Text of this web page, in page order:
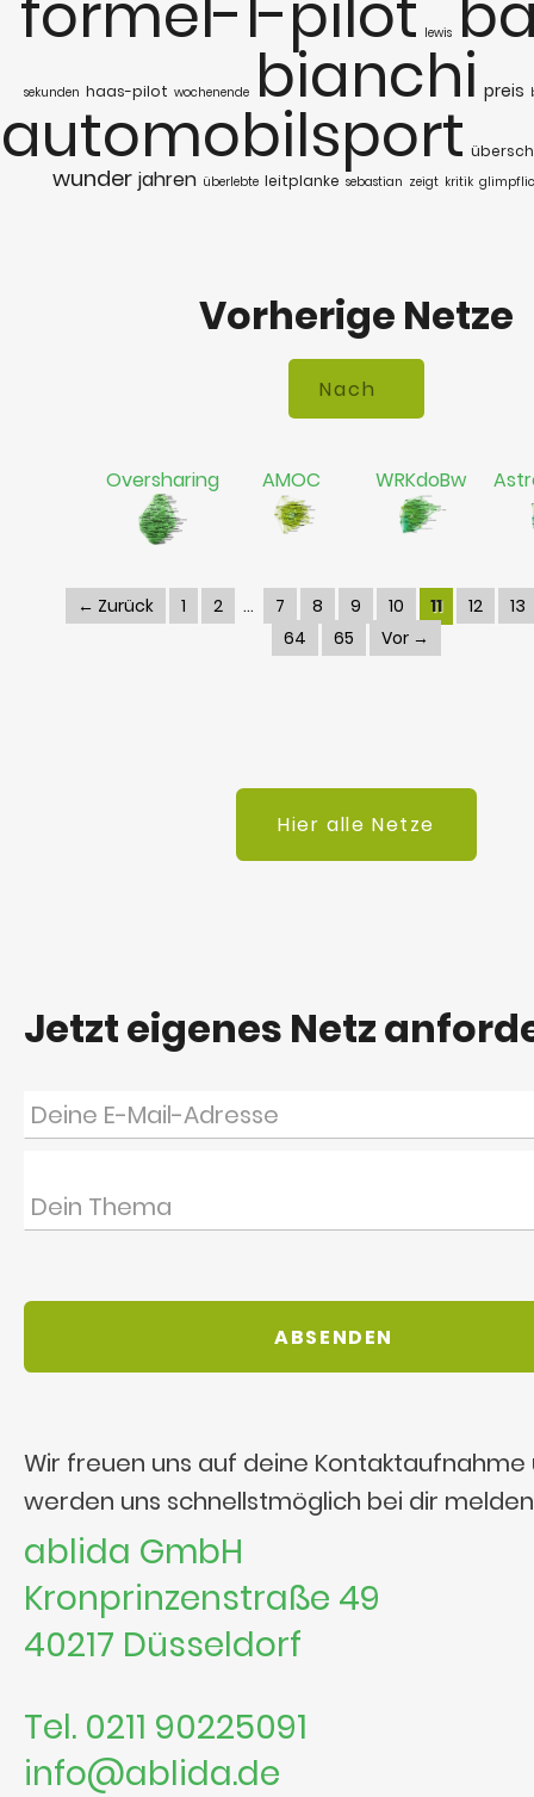
lewis
sekunden haas-pilot wochenende bianchi preis
automobilsport
wunder jahren überlebte leitplanke sebastian zeigt kritik
Vorherige Netze
Oversharing AMOC WRKdoBw
← Zurück 1 2 7 8 9 10 11 12
13
64
65 Vor →
Hier alle Netze
Jetzt eigenes Netz
Wir freuen uns auf deine Kontaktaufnahme
werden uns schnellstmöglich bei dir
ablida GmbH
Kronprinzenstraße 49
40217 Düsseldorf
Tel. 0211 90225091
info@ablida.de